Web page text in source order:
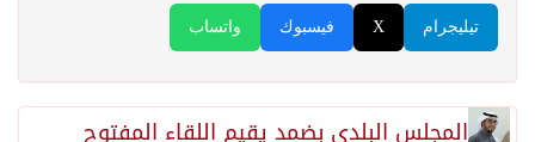
واتساب فيسبوك X تيليجرام
⁠⁠⁠المجلس البلدي بضمد يقيم اللقاء المفتوح